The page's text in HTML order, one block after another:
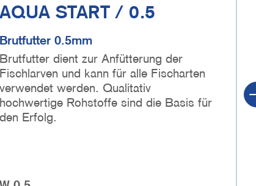
AQUA START / 0.5
Brutfutter 0.5mm
Brutfutter dient zur Anfütterung der
Fischlarven und kann für alle Fischarten
verwendet werden. Qualitativ
hochwertige Rohstoffe sind die Basis für
den Erfolg.